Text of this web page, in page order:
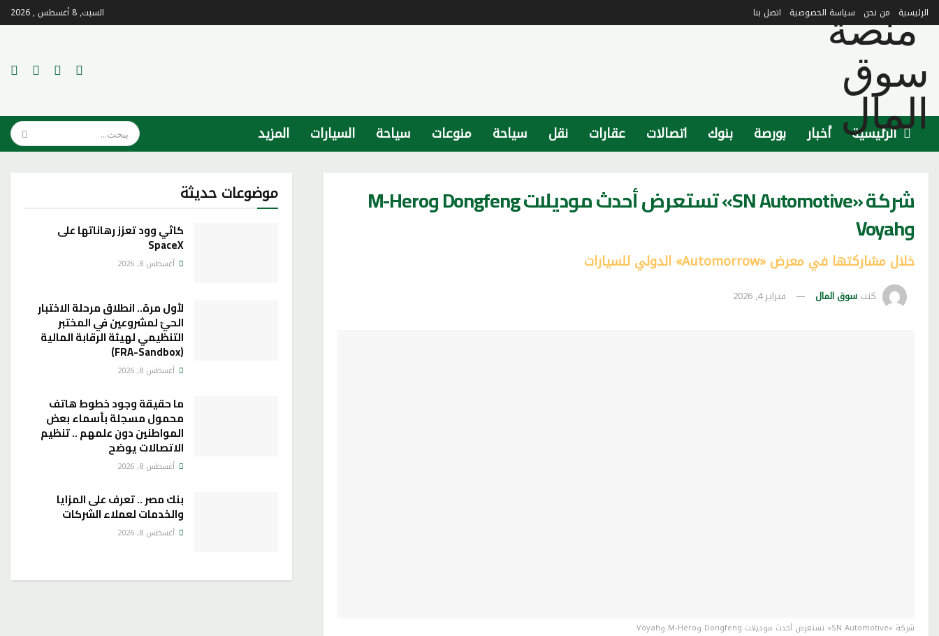
الرئيسية من نحن سياسة الخصوصية اتصل بنا السبت, 8 أغسطس , 2026
الرئيسية أخبار بورصة بنوك اتصالات عقارات نقل سياحة منوعات سياحة السيارات المزيد
شركة «SN Automotive» تستعرض أحدث موديلات Dongfeng وM-Hero
وVoyah
خلال مشاركتها في معرض «Automorrow» الدولي للسيارات
كتب سوق المال فبراير 4, 2026
شركة «SN Automotive» تستعرض أحدث موديلات Dongfeng وM-Hero وVoyah
موضوعات حديثة
كاثي وود تعزز رهاناتها على
SpaceX
أغسطس 8, 2026
لأول مرة.. انطلاق مرحلة الاختبار
الحيّ لمشروعين في المختبر
التنظيمي لهيئة الرقابة المالية
(FRA-Sandbox)
أغسطس 8, 2026
ما حقيقة وجود خطوط هاتف
محمول مسجلة بأسماء بعض
المواطنين دون علمهم .. تنظيم
الاتصالات يوضح
أغسطس 8, 2026
بنك مصر .. تعرف على المزايا
والخدمات لعملاء الشركات
أغسطس 8, 2026